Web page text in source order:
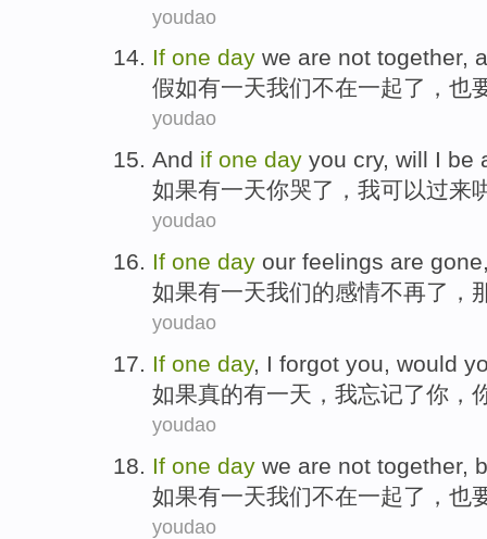
youdao
If one day we are not together,
假如有一天我们不在一起了， 也
youdao
And if one day you cry, will I be
如果有一天你哭了 ， 我可以过来
youdao
If one day our feelings are gone
如果有一天我们的感情不再了，
youdao
If one day, I forgot you, would
如果真的有一天 ， 我忘记了你 ，
youdao
If one day we are not together,
如果有一天我们不在一起了， 也
youdao